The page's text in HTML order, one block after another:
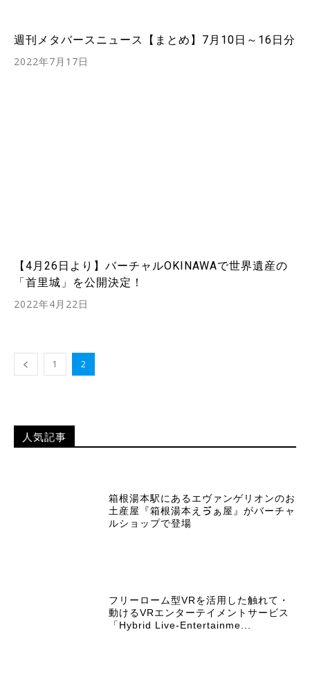
週刊メタバースニュース【まとめ】7月10日～16日分
2022年7月17日
【4月26日より】バーチャルOKINAWAで世界遺産の
「首里城」を公開決定！
2022年4月22日
1 2
人気記事
箱根湯本駅にあるエヴァンゲリオンのお
土産屋『箱根湯本えゔぁ屋』がバーチャ
ルショップで登場
フリーローム型VRを活用した触れて・
動けるVRエンターテイメントサービス
「Hybrid Live-Entertainme...